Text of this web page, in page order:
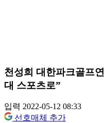
천성희 대한파크골프
대 스포츠로”
입력 2022-05-12 08:33
선호매체 추가